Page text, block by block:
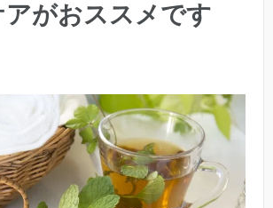
がおススメです